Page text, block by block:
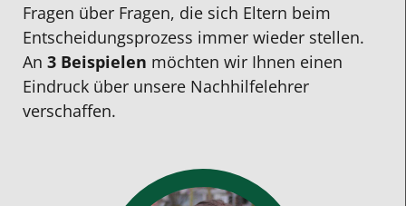
Fragen über Fragen, die sich Eltern beim
Entscheidungsprozess immer wieder stellen.
An 3 Beispielen möchten wir Ihnen einen
Eindruck über unsere Nachhilfelehrer
verschaffen.